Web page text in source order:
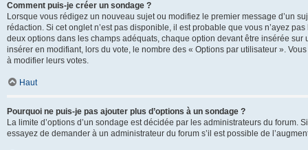
Comment puis-je créer un sondage ?
Lorsque vous rédigez un nouveau sujet ou modifiez le premier message d’un
rédaction. Si cet onglet n’est pas disponible, il est probable que vous n’ayez
deux options dans les champs adéquats, chaque option devant être insérée
insérer en modifiant, lors du vote, le nombre des « Options par utilisateur ».
à modifier leurs votes.
Haut
Pourquoi ne puis-je pas ajouter plus d’options à un sondage ?
La limite d’options d’un sondage est décidée par les administrateurs du
essayez de demander à un administrateur du forum s’il est possible de